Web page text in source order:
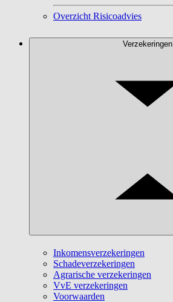
Overzicht Risicoadvies
Verzekeringen
Inkomensverzekeringen
Schadeverzekeringen
Agrarische verzekeringen
VvE verzekeringen
Voorwaarden